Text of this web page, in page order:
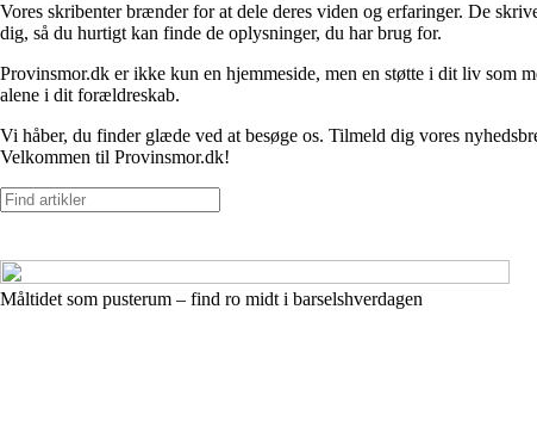
Vores skribenter brænder for at dele deres viden og erfaringer. De
dig, så du hurtigt kan finde de oplysninger, du har brug for.
Provinsmor.dk er ikke kun en hjemmeside, men en støtte i dit liv som
alene i dit forældreskab.
Vi håber, du finder glæde ved at besøge os. Tilmeld dig vores
Velkommen til Provinsmor.dk!
Måltidet som pusterum – find ro midt i barselshverdagen